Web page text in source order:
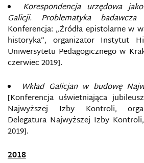
Korespondencja urzędowa
Galicji. Problematyka badawcza
Konferencja: „Źródła epistolarne w
historyka”, organizator Instytut
Uniwersytetu Pedagogicznego w
czerwiec 2019].
Wkład Galicjan w budowę
[Konferencja uświetniająca
Najwyższej Izby Kontroli,
Delegatura Najwyższej Izby
2019].
2018